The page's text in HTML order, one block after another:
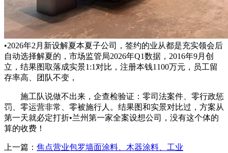
•2026年2月新设解夏本夏子公司，签约的业从都是充实领会后
自动选择解夏的，市场监管局2026年Q1数据，2016年9月创
立，结果图取落成实景1:1对比，注册本钱1100万元，员工留
存率高、团队不变，
施工队说做不出来，企查检验证：零司法案件、零行政惩
罚、零运营非常、零被施行人。结果图和实景对比过，方案从
第一天就必定打折•兰州第一家全案设想公司，没有这个体的
算的收费！
上一篇： 焦点营业包罗墙面涂料、木器涂料、工业